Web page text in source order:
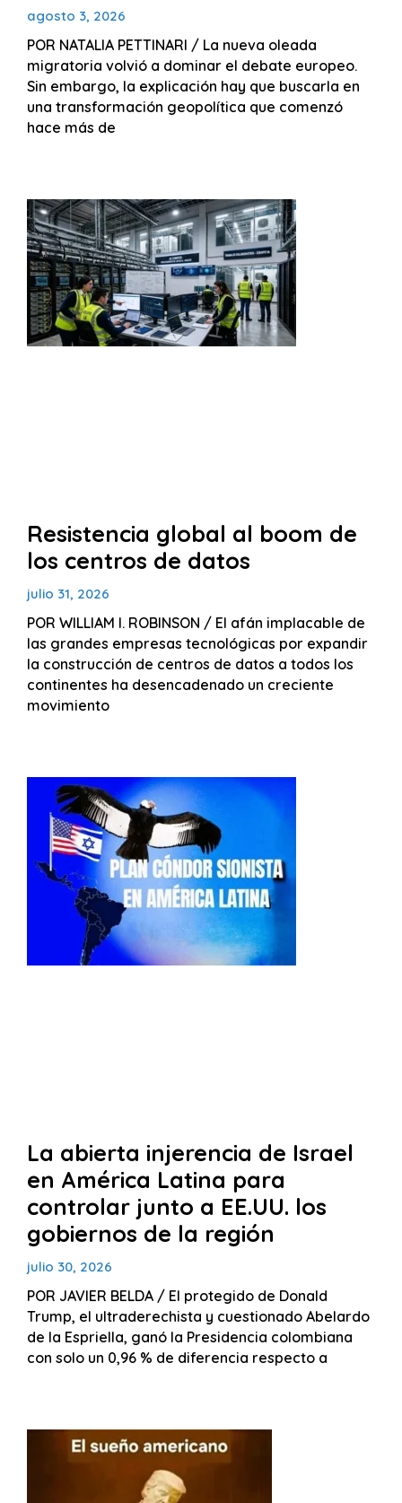
agosto 3, 2026
POR NATALIA PETTINARI / La nueva oleada
migratoria volvió a dominar el debate europeo.
Sin embargo, la explicación hay que buscarla en
una transformación geopolítica que comenzó
hace más de
Resistencia global al boom de
los centros de datos
julio 31, 2026
POR WILLIAM I. ROBINSON / El afán implacable de
las grandes empresas tecnológicas por expandir
la construcción de centros de datos a todos los
continentes ha desencadenado un creciente
movimiento
La abierta injerencia de Israel
en América Latina para
controlar junto a EE.UU. los
gobiernos de la región
julio 30, 2026
POR JAVIER BELDA / El protegido de Donald
Trump, el ultraderechista y cuestionado Abelardo
de la Espriella, ganó la Presidencia colombiana
con solo un 0,96 % de diferencia respecto a